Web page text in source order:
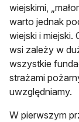
wiejskimi,
warto jednak
wiejski i
wsi zależy w
wszystkie
strażami
uwzględniamy.
W pierwszym